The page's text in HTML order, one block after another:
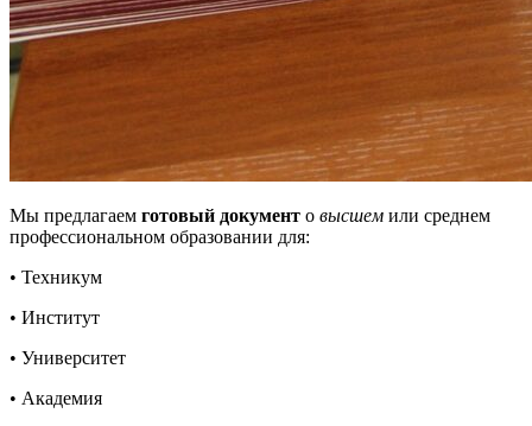
Мы предлагаем готовый документ о высшем или среднем
профессиональном образовании для:
• Техникум
• Институт
• Университет
• Академия